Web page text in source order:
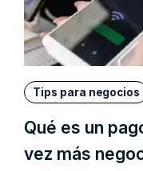
Tips para negocios
Qué es un
vez más